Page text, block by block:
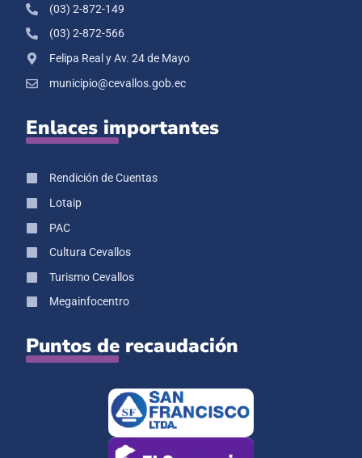
(03) 2-872-149
(03) 2-872-566
Felipa Real y Av. 24 de Mayo
municipio@cevallos.gob.ec
Enlaces importantes
Rendición de Cuentas
Lotaip
PAC
Cultura Cevallos
Turismo Cevallos
Megainfocentro
Puntos de recaudación